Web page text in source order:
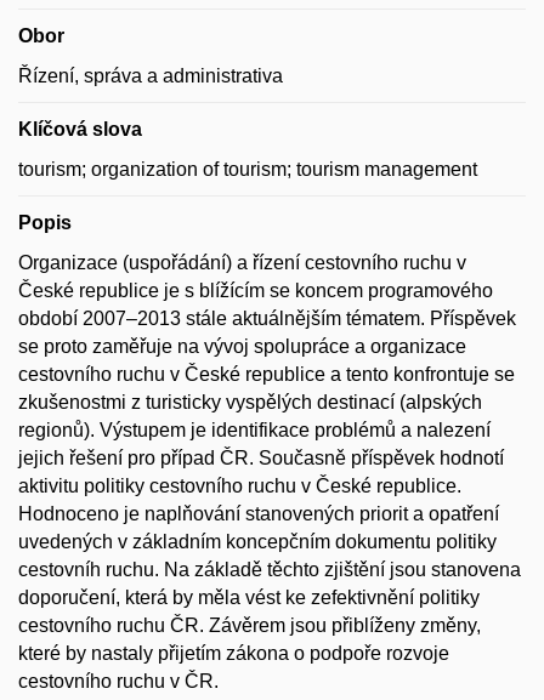
Obor
Řízení, správa a administrativa
Klíčová slova
tourism; organization of tourism; tourism management
Popis
Organizace (uspořádání) a řízení cestovního ruchu v
České republice je s blížícím se koncem programového
období 2007–2013 stále aktuálnějším tématem. Příspěvek
se proto zaměřuje na vývoj spolupráce a organizace
cestovního ruchu v České republice a tento konfrontuje se
zkušenostmi z turisticky vyspělých destinací (alpských
regionů). Výstupem je identifikace problémů a nalezení
jejich řešení pro případ ČR. Současně příspěvek hodnotí
aktivitu politiky cestovního ruchu v České republice.
Hodnoceno je naplňování stanovených priorit a opatření
uvedených v základním koncepčním dokumentu politiky
cestovníh ruchu. Na základě těchto zjištění jsou stanovena
doporučení, která by měla vést ke zefektivnění politiky
cestovního ruchu ČR. Závěrem jsou přiblíženy změny,
které by nastaly přijetím zákona o podpoře rozvoje
cestovního ruchu v ČR.